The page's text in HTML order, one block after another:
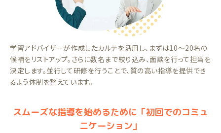
学習アドバイザーが作成したカルテを活用し、まずは10～20名の
候補をリストアップ。さらに数名まで絞り込み、面談を行って担当を
決定します。並行して研修を行うことで、質の高い指導を提供でき
るよう体制を整えています。
スムーズな指導を始めるために「初回でのコミュ
ニケーション」